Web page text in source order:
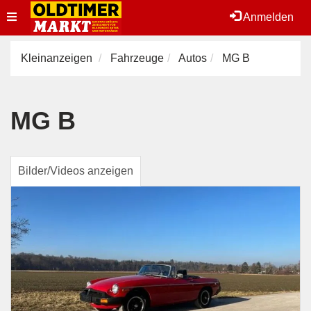
Anmelden
Toggle
navigation
Kleinanzeigen Fahrzeuge Autos MG B
MG B
Bilder/Videos anzeigen